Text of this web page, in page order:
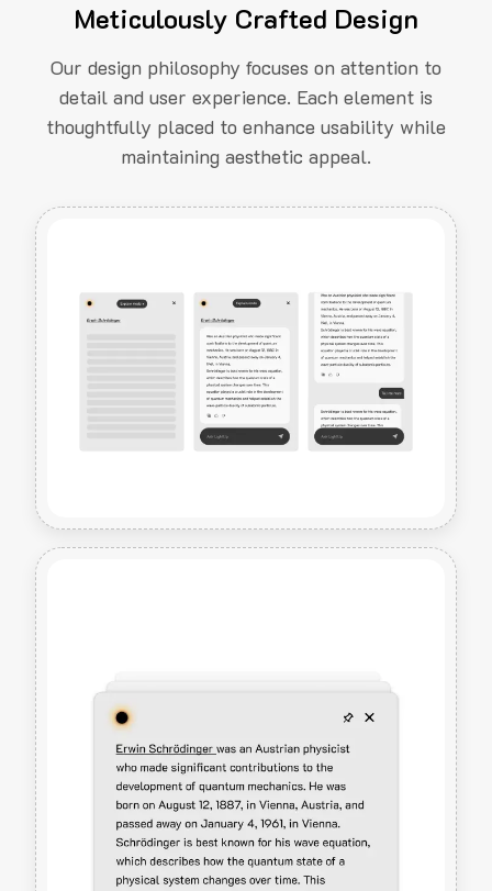
Meticulously Crafted Design
Our design philosophy focuses on attention to
detail and user experience. Each element is
thoughtfully placed to enhance usability while
maintaining aesthetic appeal.